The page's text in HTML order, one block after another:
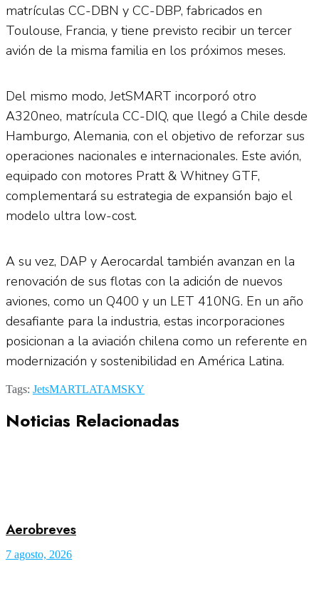
matrículas CC-DBN y CC-DBP, fabricados en
Toulouse, Francia, y tiene previsto recibir un tercer
avión de la misma familia en los próximos meses.
Del mismo modo, JetSMART incorporó otro
A320neo, matrícula CC-DIQ, que llegó a Chile desde
Hamburgo, Alemania, con el objetivo de reforzar sus
operaciones nacionales e internacionales. Este avión,
equipado con motores Pratt & Whitney GTF,
complementará su estrategia de expansión bajo el
modelo ultra low-cost.
A su vez, DAP y Aerocardal también avanzan en la
renovación de sus flotas con la adición de nuevos
aviones, como un Q400 y un LET 410NG. En un año
desafiante para la industria, estas incorporaciones
posicionan a la aviación chilena como un referente en
modernización y sostenibilidad en América Latina.
Tags: JetsMARTLATAMSKY
Noticias Relacionadas
Aerobreves
7 agosto, 2026